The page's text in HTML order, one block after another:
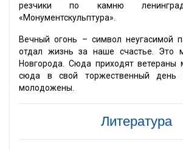
резчики по камню
«Монументскульптура».
Вечный огонь – символ неугасимой
отдал жизнь за наше счастье. Это
Новгорода. Сюда приходят ветераны
сюда в свой торжественный день
молодожены.
Литература